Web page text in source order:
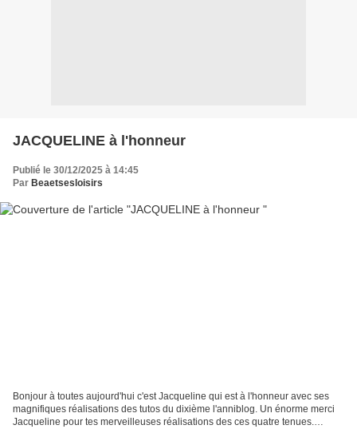
JACQUELINE à l'honneur
Publié le 30/12/2025 à 14:45
Par Beaetsesloisirs
Bonjour à toutes aujourd'hui c'est Jacqueline qui est à l'honneur avec ses
magnifiques réalisations des tutos du dixième l'anniblog. Un énorme merci
Jacqueline pour tes merveilleuses réalisations des ces quatre tenues.